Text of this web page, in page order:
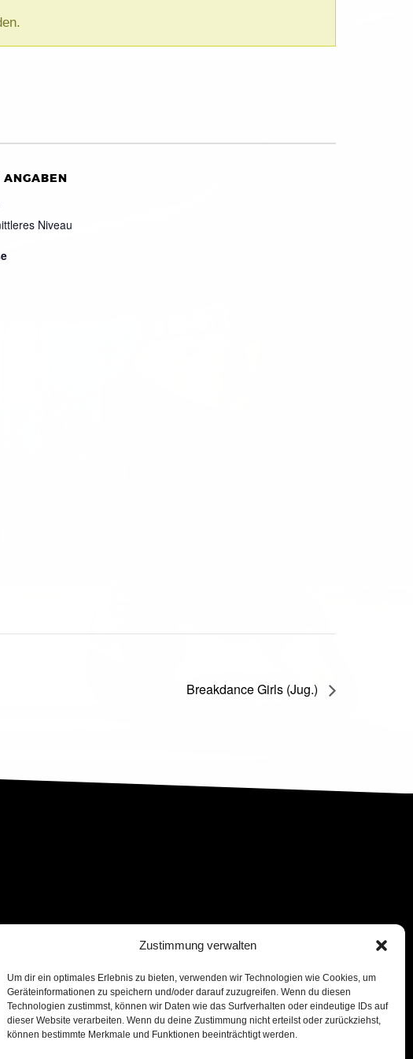
Zustimmung verwalten
Um dir ein optimales Erlebnis zu bieten, verwenden wir Technologien wie Cookies, um
Geräteinformationen zu speichern und/oder darauf zuzugreifen. Wenn du diesen
Technologien zustimmst, können wir Daten wie das Surfverhalten oder eindeutige IDs auf
dieser Website verarbeiten. Wenn du deine Zustimmung nicht erteilst oder zurückziehst,
können bestimmte Merkmale und Funktionen beeinträchtigt werden.
Niveau
Breakdance Girls (Jug.)